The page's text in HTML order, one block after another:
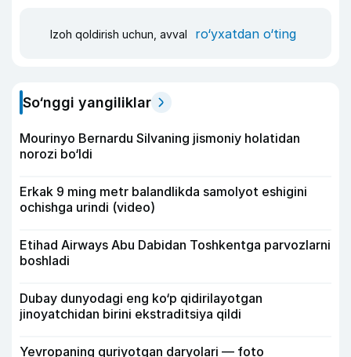
Izoh qoldirish uchun, avval ro‘yxatdan o‘ting
So‘nggi yangiliklar
Mourinyo Bernardu Silvaning jismoniy holatidan
norozi bo‘ldi
Erkak 9 ming metr balandlikda samolyot eshigini
ochishga urindi (video)
Etihad Airways Abu Dabidan Toshkentga parvozlarni
boshladi
Dubay dunyodagi eng ko‘p qidirilayotgan
jinoyatchidan birini ekstraditsiya qildi
Yevropaning quriyotgan daryolari — foto